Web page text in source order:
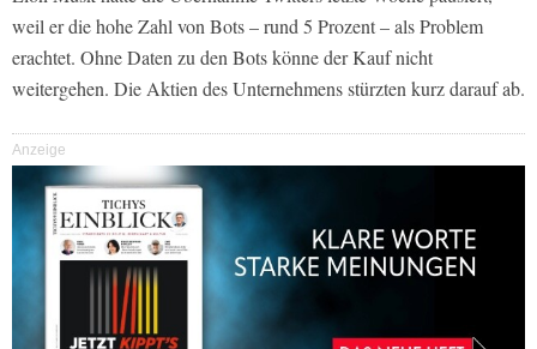
weil er die hohe Zahl von Bots – rund 5 Prozent – als Problem
erachtet. Ohne Daten zu den Bots könne der Kauf nicht
weitergehen. Die Aktien des Unternehmens stürzten kurz darauf ab.
Anzeige